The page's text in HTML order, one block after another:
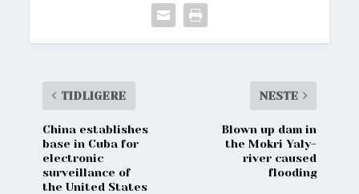
TIDLIGERE
China establishes
base in Cuba for
electronic
surveillance of
the United States
NESTE
Blown up dam in
the Mokri Yaly-
river caused
flooding